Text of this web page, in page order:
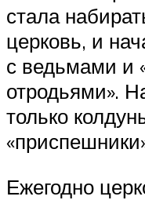
стала
церковь, и
с ведьмами и
отродьями».
только
Ежегодно